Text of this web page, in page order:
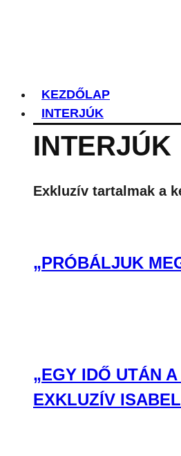
KEZDŐLAP
INTERJÚK
INTERJÚK
Exkluzív tartalmak a
„PRÓBÁLJUK
„EGY IDŐ UTÁN
EXKLUZÍV